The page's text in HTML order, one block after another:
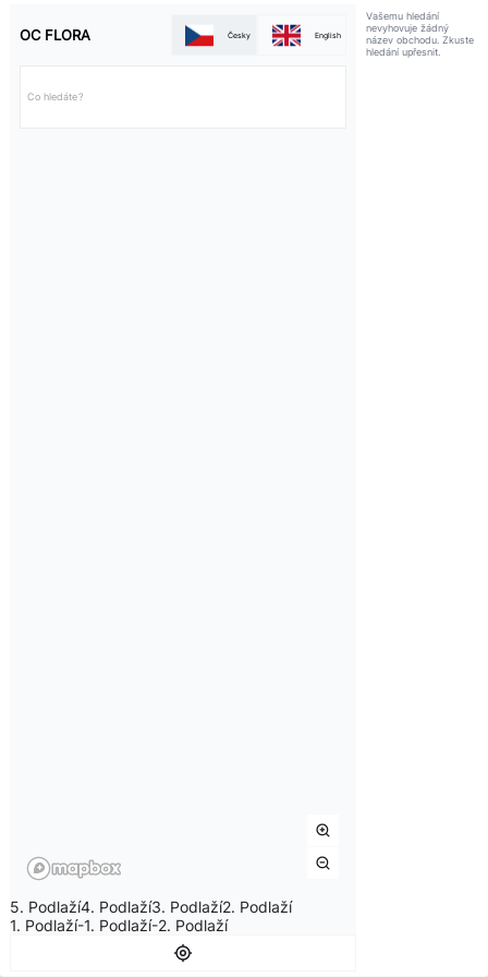
OC FLORA Česky English
5. Podlaží4. Podlaží3. Podlaží2. Podlaží
1. Podlaží-1. Podlaží-2. Podlaží
Vašemu hledání
nevyhovuje žádný
název obchodu. Zkuste
hledání upřesnit.